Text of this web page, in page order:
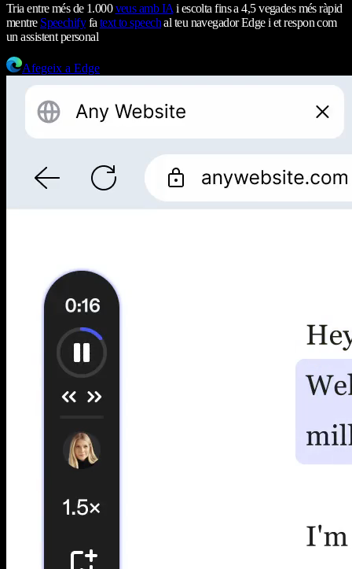
Tria entre més de 1.000veus amb IA i escolta fins a 4,5 vegades més ràpid
mentre Speechifyfa text to speechal teu navegador Edge i et respon com
un assistent personal
Afegeix a Edge